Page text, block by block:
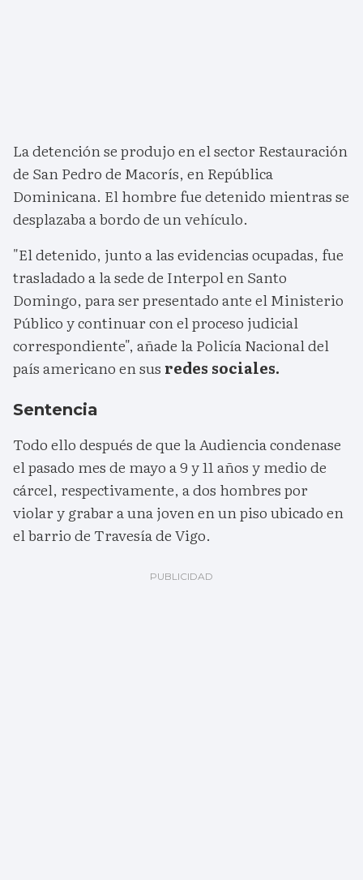
La detención se produjo en el sector Restauración
de San Pedro de Macorís, en República
Dominicana. El hombre fue detenido mientras se
desplazaba a bordo de un vehículo.
"El detenido, junto a las evidencias ocupadas, fue
trasladado a la sede de Interpol en Santo
Domingo, para ser presentado ante el Ministerio
Público y continuar con el proceso judicial
correspondiente", añade la Policía Nacional del
país americano en sus redes sociales.
Sentencia
Todo ello después de que la Audiencia condenase
el pasado mes de mayo a 9 y 11 años y medio de
cárcel, respectivamente, a dos hombres por
violar y grabar a una joven en un piso ubicado en
el barrio de Travesía de Vigo.